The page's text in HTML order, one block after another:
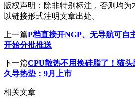
版权声明： 除非特别标注，否则均
以链接形式注明文章出处。
上一篇P档直接开NGP、无导航可自
开始分批推送
下一篇CPU散热不用换硅脂了！猫
久导热垫：9月上市
相关文章